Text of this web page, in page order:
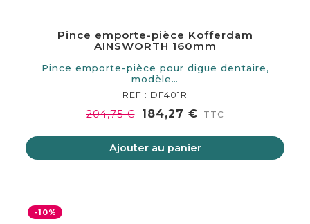
Pince emporte-pièce Kofferdam
AINSWORTH 160mm
Pince emporte-pièce pour digue dentaire,
modèle…
REF : DF401R
204,75 € 184,27 € TTC
Ajouter au panier
-10%